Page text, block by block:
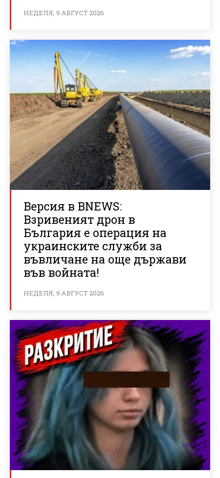
НЕДЕЛЯ, 9 АВГУСТ 2026
Версия в BNEWS:
Взривеният дрон в
България е операция на
украинските служби за
въвличане на още държави
във войната!
НЕДЕЛЯ, 9 АВГУСТ 2026